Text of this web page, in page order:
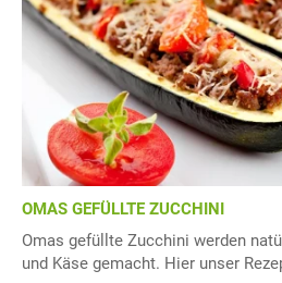
OMAS GEFÜLLTE ZUCCHINI
Omas gefüllte Zucchini werden
und Käse gemacht. Hier unser